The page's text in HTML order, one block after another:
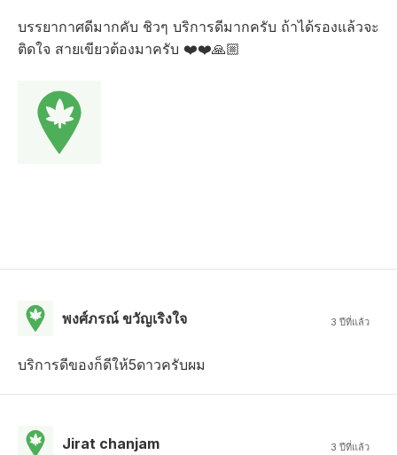
บรรยากาศดีมากคับ ชิวๆ บริการดีมากครับ ถ้าได้รองแล้วจะ
ติดใจ สายเขียวต้องมาครับ ❤️❤️🙏🏼
พงศ์ภรณ์ ขวัญเริงใจ 3 ปีที่แล้ว
บริการดีของก็ดีให้5ดาวครับผม
Jirat chanjam 3 ปีที่แล้ว